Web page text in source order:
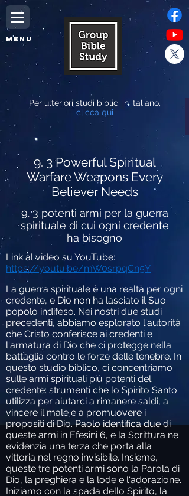
MENU
Per ulteriori studi biblici in italiano,
clicca qui
9. 3 Powerful Spiritual
Warfare Weapons Every
Believer Needs
9. 3 potenti armi per la guerra
spirituale di cui ogni credente
ha bisogno
Link al video su YouTube:
https://youtu.be/mW0srpqCn5Y
La guerra spirituale è una realtà per ogni
credente, e Dio non ha lasciato il Suo
popolo indifeso. Nei nostri due studi
precedenti, abbiamo esplorato l'autorità
che Cristo conferisce ai credenti e
l'armatura di Dio che ci protegge nella
battaglia contro le forze delle tenebre. In
questo studio biblico, ci concentriamo
sulle armi spirituali più potenti del
credente: strumenti che lo Spirito Santo
utilizza per aiutarci a rimanere saldi, a
vincere il male e a promuovere i
propositi di Dio. Paolo identifica due di
queste armi in Efesini 6, e la Scrittura ne
evidenzia una terza che porta alla
vittoria nel regno invisibile. Insieme,
queste tre potenti armi sono la Parola di
Dio, la preghiera e la lode e l'adorazione.
Iniziamo con la spada dello Spirito, la